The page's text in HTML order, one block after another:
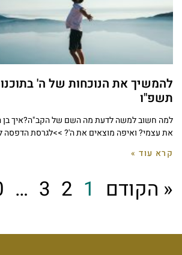
להמשיך את הנוכחות של ה'
תשפ"ו
למה חשוב למשה לדעת מה השם של הקב"ה?איך בן
את עצמי? ואיפה מוצאים את ה'? >>לגרסת הדפסה
קרא עוד »
« הקודם 1
2
3
…